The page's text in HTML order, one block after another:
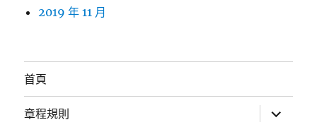
2019 年 11 月
首頁
章程規則
開